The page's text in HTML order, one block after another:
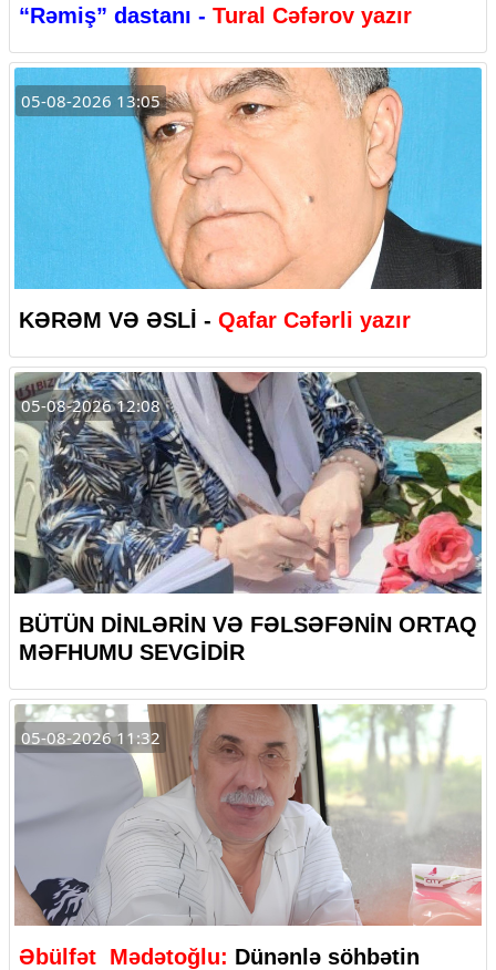
“Rəmiş” dastanı - Tural Cəfərov yazır
05-08-2026 13:05
KƏRƏM VƏ ƏSLİ - Qafar Cəfərli yazır
05-08-2026 12:08
BÜTÜN DİNLƏRİN VƏ FƏLSƏFƏNİN ORTAQ
MƏFHUMU SEVGİDİR
05-08-2026 11:32
Əbülfət Mədətoğlu: Dünənlə söhbətin